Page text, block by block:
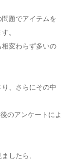
題でアイテムを
。
変わらず多いの
、さらにその中
のアンケートによ
ましたら、